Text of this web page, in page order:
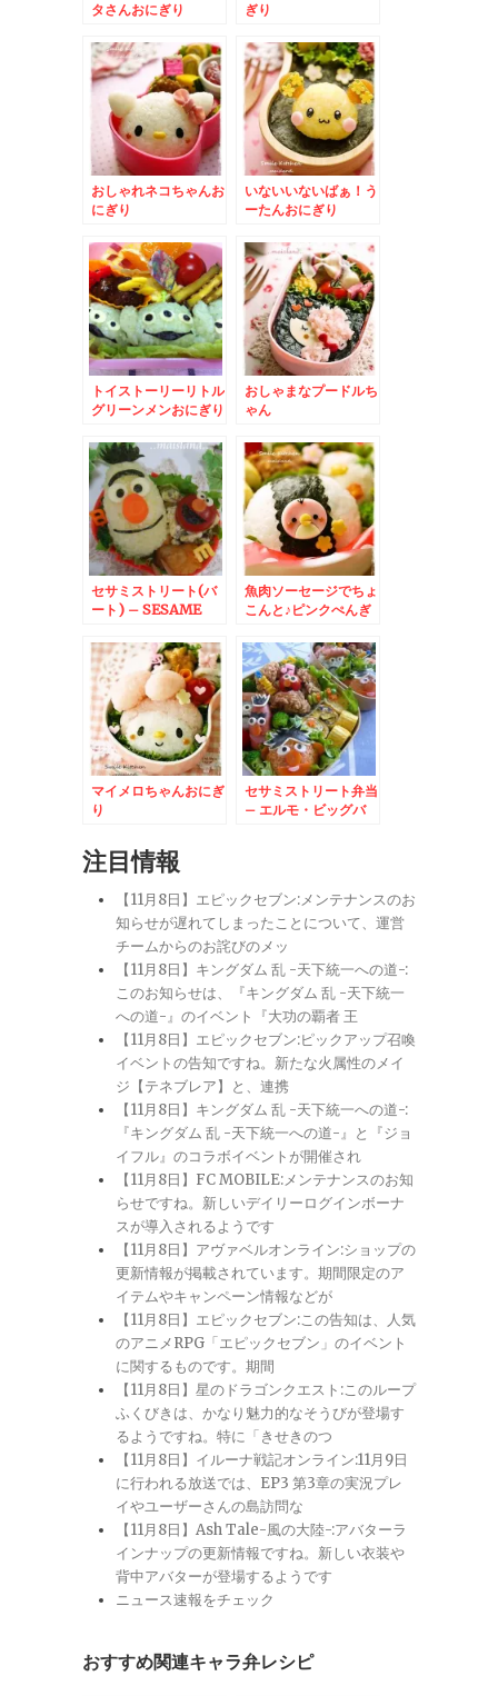
タさんおにぎり
ぎり
おしゃれネコちゃんお
にぎり
いないいないばぁ！う
ーたんおにぎり
トイストーリーリトル
グリーンメンおにぎり
おしゃまなプードルち
ゃん
セサミストリート(バ
ート) – SESAME
BERT☆
魚肉ソーセージでちょ
こんと♪ピンクぺんぎ
マイメロちゃんおにぎ
り
セサミストリート弁当
– エルモ・ビッグバ
注目情報
【11月8日】エピックセブン:メンテナンスのお
知らせが遅れてしまったことについて、運営
チームからのお詫びのメッ
【11月8日】キングダム 乱 -天下統一への道-:
このお知らせは、『キングダム 乱 -天下統一
への道-』のイベント『大功の覇者 王
【11月8日】エピックセブン:ピックアップ召喚
イベントの告知ですね。新たな火属性のメイ
ジ【テネブレア】と、連携
【11月8日】キングダム 乱 -天下統一への道-:
『キングダム 乱 -天下統一への道-』と『ジョ
イフル』のコラボイベントが開催され
【11月8日】FC MOBILE:メンテナンスのお知
らせですね。新しいデイリーログインボーナ
スが導入されるようです
【11月8日】アヴァベルオンライン:ショップの
更新情報が掲載されています。期間限定のア
イテムやキャンペーン情報などが
【11月8日】エピックセブン:この告知は、人気
のアニメRPG「エピックセブン」のイベント
に関するものです。期間
【11月8日】星のドラゴンクエスト:このループ
ふくびきは、かなり魅力的なそうびが登場す
るようですね。特に「きせきのつ
【11月8日】イルーナ戦記オンライン:11月9日
に行われる放送では、EP3 第3章の実況プレ
イやユーザーさんの島訪問な
【11月8日】Ash Tale-風の大陸-:アバターラ
インナップの更新情報ですね。新しい衣装や
背中アバターが登場するようです
ニュース速報をチェック
おすすめ関連キャラ弁レシピ